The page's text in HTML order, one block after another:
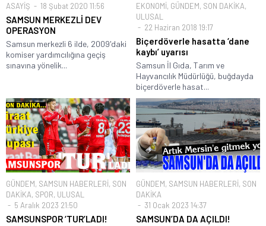
ASAYİŞ 18 Şubat 2020 11:56
SAMSUN MERKEZLİ DEV
OPERASYON
Samsun merkezli 6 ilde, 2009'daki
komiser yardımcılığına geçiş
sınavına yönelik...
EKONOMİ, GÜNDEM, SON DAKİKA,
ULUSAL
22 Haziran 2018 19:17
Biçerdöverle hasatta ‘dane
kaybı’ uyarısı
Samsun İl Gıda, Tarım ve
Hayvancılık Müdürlüğü, buğdayda
biçerdöverle hasat...
GÜNDEM, SAMSUN HABERLERİ, SON
DAKİKA, SPOR, ULUSAL
5 Aralık 2023 21:50
SAMSUNSPOR ‘TUR’LADI!
GÜNDEM, SAMSUN HABERLERİ, SON
DAKİKA
31 Ocak 2023 14:37
SAMSUN’DA DA AÇILDI!